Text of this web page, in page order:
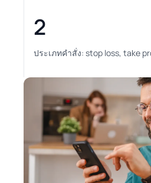
2
ประเภทคำสั่ง: stop loss, take